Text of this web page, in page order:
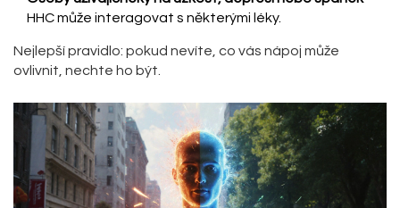
HHC může interagovat s některými léky.
Nejlepší pravidlo: pokud nevíte, co vás nápoj může
ovlivnit, nechte ho být.